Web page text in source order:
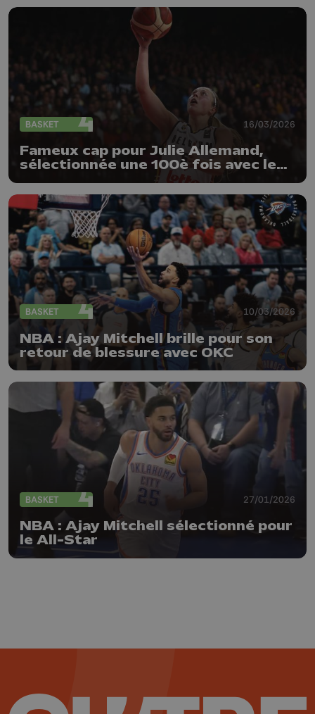
BASKET 16/03/2026
Fameux cap pour Julie Allemand,
sélectionnée une 100è fois avec les
BASKET 10/03/2026
NBA : Ajay Mitchell brille pour son
retour de blessure avec OKC
BASKET 27/01/2026
NBA : Ajay Mitchell sélectionné pour
le All-Star